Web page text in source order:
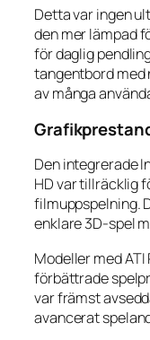
Detta var ingen
den mer lämpad
för daglig
tangentbord med
av många
Den integrerade
HD var tillräcklig
filmuppspelning.
enklare 3D-spel
Modeller med ATI
förbättrade
var främst
avancerat